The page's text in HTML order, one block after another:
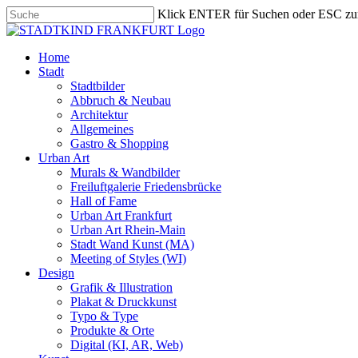
Skip
to
content
Klick ENTER für Suchen oder ESC
Close
search
Menu
Home
Stadt
Stadtbilder
Abbruch & Neubau
Architektur
Allgemeines
Gastro & Shopping
Urban Art
Murals & Wandbilder
Freiluftgalerie Friedensbrücke
Hall of Fame
Urban Art Frankfurt
Urban Art Rhein-Main
Stadt Wand Kunst (MA)
Meeting of Styles (WI)
Design
Grafik & Illustration
Plakat & Druckkunst
Typo & Type
Produkte & Orte
Digital (KI, AR, Web)